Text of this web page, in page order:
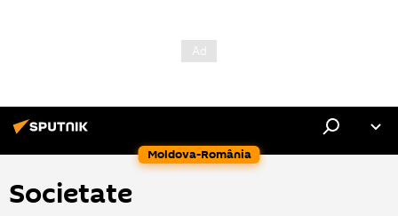
Moldova-România
Societate